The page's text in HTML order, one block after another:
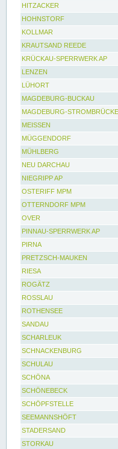
HITZACKER
HOHNSTORF
KOLLMAR
KRAUTSAND REEDE
KRÜCKAU-SPERRWERK AP
LENZEN
LÜHORT
MAGDEBURG-BUCKAU
MAGDEBURG-STROMBRÜCKE
MEISSEN
MÜGGENDORF
MÜHLBERG
NEU DARCHAU
NIEGRIPP AP
OSTERIFF MPM
OTTERNDORF MPM
OVER
PINNAU-SPERRWERK AP
PIRNA
PRETZSCH-MAUKEN
RIESA
ROGÄTZ
ROSSLAU
ROTHENSEE
SANDAU
SCHARLEUK
SCHNACKENBURG
SCHULAU
SCHÖNA
SCHÖNEBECK
SCHÖPFSTELLE
SEEMANNSHÖFT
STADERSAND
STORKAU